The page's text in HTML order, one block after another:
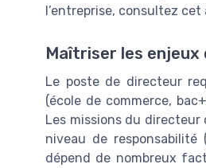
l’entreprise, consultez
Maîtriser les
Le poste de directeur
(école de commerce,
Les missions du
niveau de
dépend de nombreux